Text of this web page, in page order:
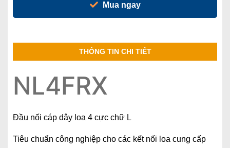
Mua ngay
THÔNG TIN CHI TIẾT
NL4FRX
Đầu nối cáp dây loa 4 cực chữ L
Tiêu chuẩn công nghiệp cho các kết nối loa cung cấp